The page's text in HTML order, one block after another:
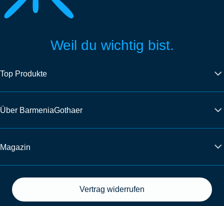
Weil du wichtig bist.
Top Produkte
Über BarmeniaGothaer
Magazin
Vertrag widerrufen